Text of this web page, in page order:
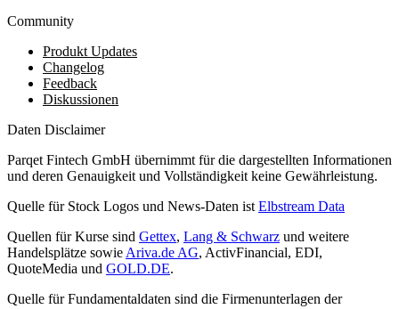
Community
Produkt Updates
Changelog
Feedback
Diskussionen
Daten Disclaimer
Parqet Fintech GmbH übernimmt für die dargestellten Informationen
und deren Genauigkeit und Vollständigkeit keine Gewährleistung.
Quelle für Stock Logos und News-Daten ist Elbstream Data
Quellen für Kurse sind Gettex, Lang & Schwarz und weitere
Handelsplätze sowie Ariva.de AG, ActivFinancial, EDI,
QuoteMedia und GOLD.DE.
Quelle für Fundamentaldaten sind die Firmenunterlagen der